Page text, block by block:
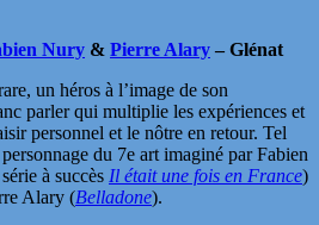
Nury & Pierre Alary– Glénat
un héros à l’image de son
parler qui multiplie les expériences et
personnel et le nôtre en retour. Tel
du 7e art imaginé par Fabien
à succès Il était une fois en France)
Alary (Belladone).